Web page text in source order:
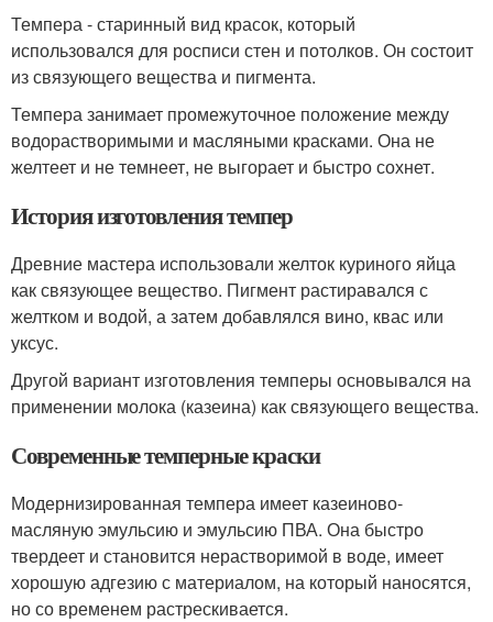
Темпера - старинный вид красок, который
использовался для росписи стен и потолков. Он состоит
из связующего вещества и пигмента.
Темпера занимает промежуточное положение между
водорастворимыми и масляными красками. Она не
желтеет и не темнеет, не выгорает и быстро сохнет.
История изготовления темпер
Древние мастера использовали желток куриного яйца
как связующее вещество. Пигмент растиравался с
желтком и водой, а затем добавлялся вино, квас или
уксус.
Другой вариант изготовления темперы основывался на
применении молока (казеина) как связующего вещества.
Современные темперные краски
Модернизированная темпера имеет казеиново-
масляную эмульсию и эмульсию ПВА. Она быстро
твердеет и становится нерастворимой в воде, имеет
хорошую адгезию с материалом, на который наносятся,
но со временем растрескивается.